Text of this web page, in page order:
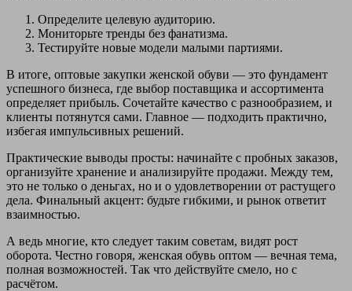
Определите целевую аудиторию.
Мониторьте тренды без фанатизма.
Тестируйте новые модели малыми партиями.
В итоге, оптовые закупки женской обуви — это фундамент
успешного бизнеса, где выбор поставщика и ассортимента
определяет прибыль. Сочетайте качество с разнообразием, и
клиенты потянутся сами. Главное — подходить практично,
избегая импульсивных решений.
Практические выводы просты: начинайте с пробных заказов,
организуйте хранение и анализируйте продажи. Между тем,
это не только о деньгах, но и о удовлетворении от растущего
дела. Финальный акцент: будьте гибкими, и рынок ответит
взаимностью.
А ведь многие, кто следует таким советам, видят рост
оборота. Честно говоря, женская обувь оптом — вечная тема,
полная возможностей. Так что действуйте смело, но с
расчётом.